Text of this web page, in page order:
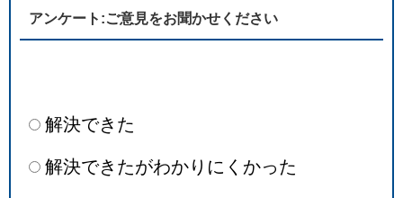
アンケート:ご意見をお聞かせください
解決できた
解決できたがわかりにくかった